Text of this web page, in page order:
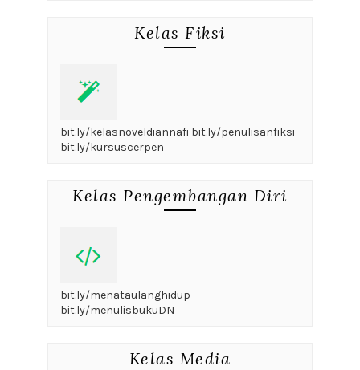
Kelas Fiksi
bit.ly/kelasnoveldiannafi bit.ly/penulisanfiksi
bit.ly/kursuscerpen
Kelas Pengembangan Diri
bit.ly/menataulanghidup
bit.ly/menulisbukuDN
Kelas Media